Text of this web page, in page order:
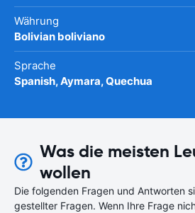
Währung
Bolivian boliviano
Sprache
Spanish, Aymara, Quechua
Was die meisten
wollen
Die folgenden Fragen und Antworten
gestellter Fragen. Wenn Ihre Frage